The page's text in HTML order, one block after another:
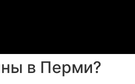
в Перми?